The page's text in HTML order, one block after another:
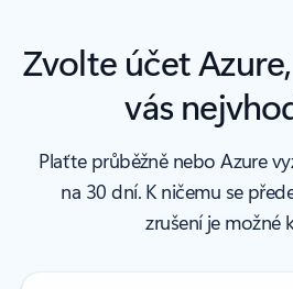
Zvolte účet
vás
Plaťte průběžně nebo Azure
na 30 dní. K ničemu se
zrušení je možné